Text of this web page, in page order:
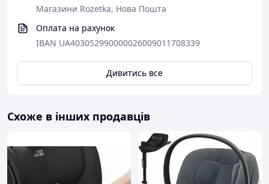
Магазини Rozetka, Нова Пошта
Оплата на рахунок
IBAN UA403052990000026009011708339
Дивитись все
Схоже в інших продавців